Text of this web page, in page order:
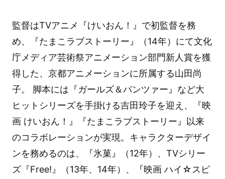
監督はTVアニメ『けいおん！』で初監督を務
め、『たまこラブストーリー』（14年）にて文化
庁メディア芸術祭アニメーション部門新人賞を獲
得した、京都アニメーションに所属する山田尚
子。 脚本には『ガールズ＆パンツァー』など大
ヒットシリーズを手掛ける吉田玲子を迎え、『映
画 けいおん！』『たまこラブストーリー』以来
のコラボレーションが実現。キャラクターデザイ
ンを務めるのは、『氷菓』（12年）、TVシリー
ズ『Free!』（13年、14年）、『映画 ハイ☆スピ